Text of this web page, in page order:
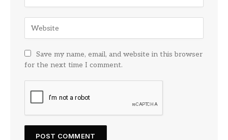
Save my name, email, and website in this browser
for the next time I comment.